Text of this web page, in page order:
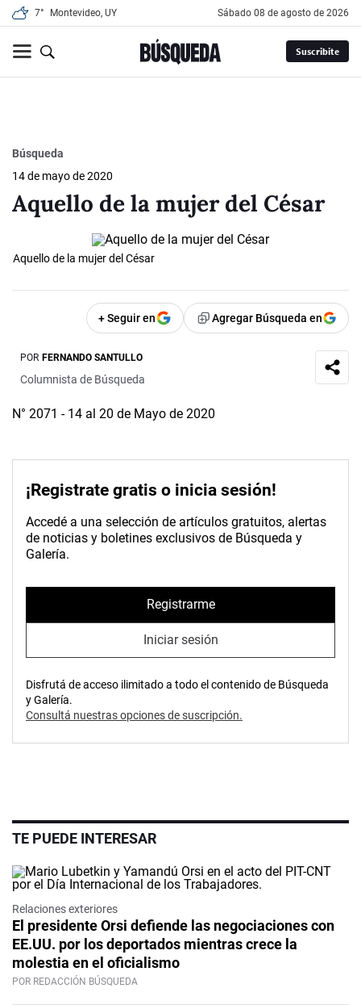
7° Montevideo, UY sábado 08 de agosto de 2026
Suscribite
Búsqueda
14 de mayo de 2020
Aquello de la mujer del César
Aquello de la mujer del César
+ Seguir en Agregar Búsqueda en
POR FERNANDO SANTULLO
Columnista de Búsqueda
N° 2071 - 14 al 20 de Mayo de 2020
¡Registrate gratis o inicia sesión!
Accedé a una selección de artículos gratuitos, alertas
de noticias y boletines exclusivos de Búsqueda y
Galería.
Registrarme
Iniciar sesión
Disfrutá de acceso ilimitado a todo el contenido de Búsqueda
y Galería.
Consultá nuestras opciones de suscripción.
TE PUEDE INTERESAR
Relaciones exteriores
El presidente Orsi defiende las negociaciones con
EE.UU. por los deportados mientras crece la
molestia en el oficialismo
POR REDACCIÓN BÚSQUEDA